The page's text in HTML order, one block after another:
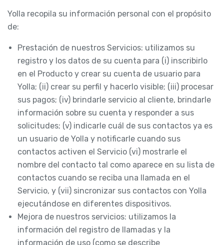
Yolla recopila su información personal con el propósito
de:
Prestación de nuestros Servicios: utilizamos su
registro y los datos de su cuenta para (i) inscribirlo
en el Producto y crear su cuenta de usuario para
Yolla; (ii) crear su perfil y hacerlo visible; (iii) procesar
sus pagos; (iv) brindarle servicio al cliente, brindarle
información sobre su cuenta y responder a sus
solicitudes; (v) indicarle cuál de sus contactos ya es
un usuario de Yolla y notificarle cuando sus
contactos activen el Servicio (vi) mostrarle el
nombre del contacto tal como aparece en su lista de
contactos cuando se reciba una llamada en el
Servicio, y (vii) sincronizar sus contactos con Yolla
ejecutándose en diferentes dispositivos.
Mejora de nuestros servicios: utilizamos la
información del registro de llamadas y la
información de uso (como se describe